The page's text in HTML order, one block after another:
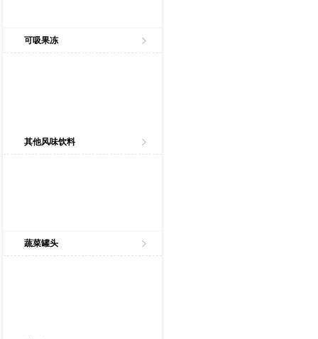
可吸果冻
其他风味饮料
蔬菜罐头